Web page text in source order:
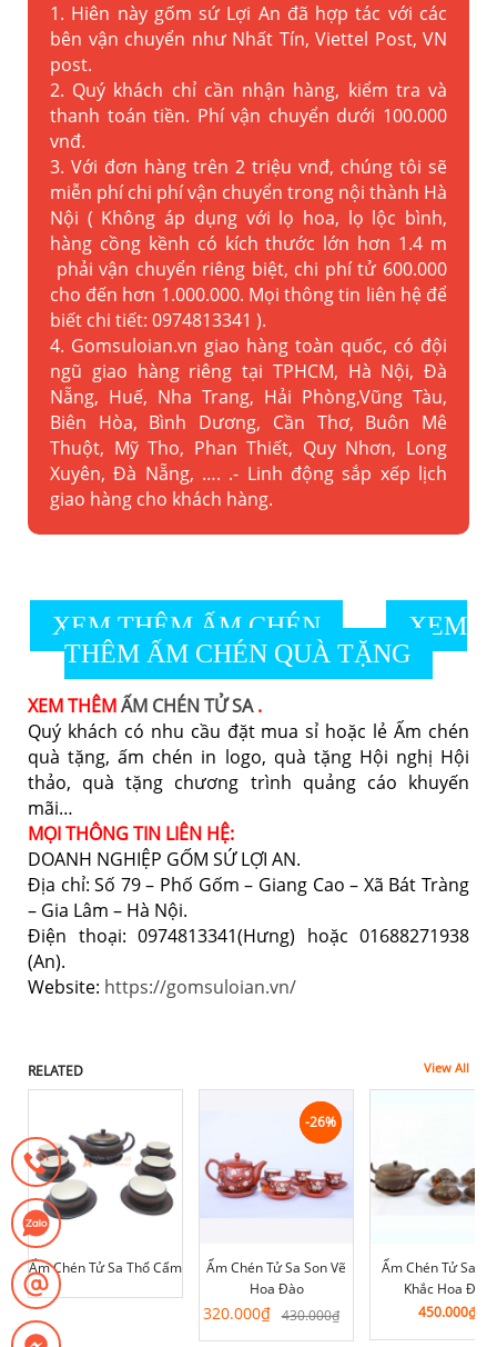
1. Hiên này gốm sứ Lợi An đã hợp tác với các
bên vận chuyển như Nhất Tín, Viettel Post, VN
post.
2. Quý khách chỉ cần nhận hàng, kiểm tra và
thanh toán tiền. Phí vận chuyển dưới 100.000
vnđ.
3. Với đơn hàng trên 2 triệu vnđ, chúng tôi sẽ
miễn phí chi phí vận chuyển trong nội thành Hà
Nội ( Không áp dụng với lọ hoa, lọ lộc bình,
hàng cồng kềnh có kích thước lớn hơn 1.4 m
phải vận chuyển riêng biệt, chi phí tử 600.000
cho đến hơn 1.000.000. Mọi thông tin liên hệ để
biết chi tiết: 0974813341 ).
4. Gomsuloian.vn giao hàng toàn quốc, có đội
ngũ giao hàng riêng tại TPHCM, Hà Nội, Đà
Nẵng, Huế, Nha Trang, Hải Phòng,Vũng Tàu,
Biên Hòa, Bình Dương, Cần Thơ, Buôn Mê
Thuột, Mỹ Tho, Phan Thiết, Quy Nhơn, Long
Xuyên, Đà Nẵng, …. .- Linh động sắp xếp lịch
giao hàng cho khách hàng.
XEM THÊM ẤM CHÉN
XEM
THÊM ẤM CHÉN QUÀ TẶNG
XEM THÊMẤM CHÉN TỬ SA.
Quý khách có nhu cầu đặt mua sỉ hoặc lẻ Ấm chén
quà tặng, ấm chén in logo, quà tặng Hội nghị Hội
thảo, quà tặng chương trình quảng cáo khuyến
mãi…
MỌI THÔNG TIN LIÊN HỆ:
DOANH NGHIỆP GỐM SỨ LỢI AN.
Địa chỉ: Số 79 – Phố Gốm – Giang Cao – Xã Bát Tràng
– Gia Lâm – Hà Nội.
Điện thoại: 0974813341(Hưng) hoặc 01688271938
(An).
Website: https://gomsuloian.vn/
RELATED View All
Ấm Chén Tử Sa Thổ Cẩm
-26%
-26%
Ấm Chén Tử Sa Son Vẽ
Hoa Đào
430.000₫
Giá
320.000₫Giá
Ấm Chén Tử Sa
Khắc Hoa Đào
450.000₫